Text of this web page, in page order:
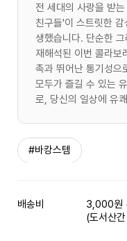
전 세대의 사랑을 받
친구들'이 스트릿한
생했습니다. 단순한
재해석된 이번 콜라
촉과 뛰어난 통기성으
모두가 즐길 수 있는
로, 당신의 일상에 유
#바캉스템
배송비
3,000원
(도서산